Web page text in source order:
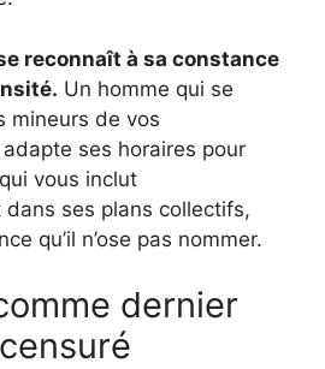
reconnaît à sa constance
Un homme qui se
mineurs de vos
ses horaires pour
vous inclut
ses plans collectifs,
qu’il n’ose pas nommer.
dernier